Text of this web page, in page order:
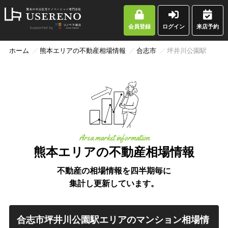
会員登録 ログイン 来店予約
ホーム 熊本エリアの不動産相場情報 合志市 坪井川公園駅
熊本エリアの不動産相場情報
Area market information
不動産の相場情報を四半期毎に
集計し更新しています。
合志市坪井川公園駅エリアのマンション相場情